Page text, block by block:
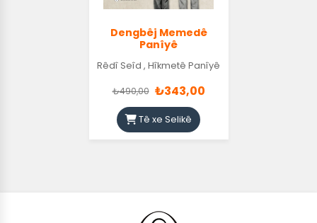
Dengbêj Memedê
Panîyê
Rêdî Seîd , Hîkmetê Panîyê
₺490,00 ₺343,00
Tê xe Selikê